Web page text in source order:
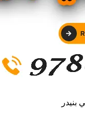
بنيدر